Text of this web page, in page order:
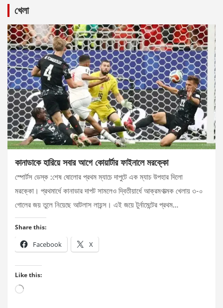
খেলা
কানাডাকে হারিয়ে সবার আগে কোয়ার্টার ফাইনালে মরক্কো
স্পোর্টস ডেস্ক :শেষ ষোলোর প্রথম ম্যাচে দাপুটে এক ম্যাচ উপহার দিলো
মরক্কো। প্রথমার্ধে কানাডার দাপট সামলেও দ্বিতীয়ার্ধে আক্রমণাত্মক খেলায় ৩-০
গোলের জয় তুলে নিয়েছে আটলাস লায়ন্স। এই জয়ে টুর্নামেন্টের প্রথম…
Share this:
Facebook X
Like this:
Loading…